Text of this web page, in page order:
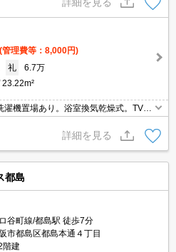
(管理費等：8,000円)
礼
6.7万
23.22m²
機置場あり。浴室換気乾燥式。TVイ
(初回、月額総賃料の60%、更新料1万
詳細を見る
都島
谷町線/都島駅 徒歩7分
市都島区都島本通４丁目
階建